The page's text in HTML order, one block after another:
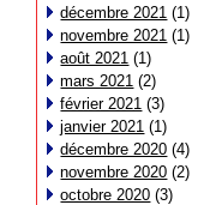
décembre 2021 (1)
novembre 2021 (1)
août 2021 (1)
mars 2021 (2)
février 2021 (3)
janvier 2021 (1)
décembre 2020 (4)
novembre 2020 (2)
octobre 2020 (3)